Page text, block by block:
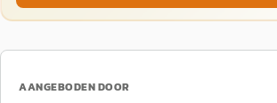
AANGEBODEN DOOR